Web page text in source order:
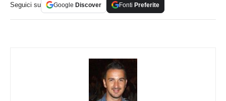
Seguici su Google Discover Fonti Preferite